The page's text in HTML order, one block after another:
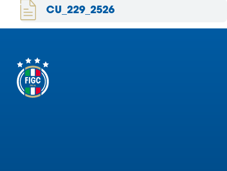
delle
nazionali
Assicurazione
CU_229_2526